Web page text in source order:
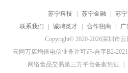
苏宁科技 苏宁金融
苏
联系我们
诚聘英才 合作招商
广
Copyright© 2020-2026深圳市
云网万店增值电信业务许可证-合字B2-
网络食品交易第三方平台备案凭证